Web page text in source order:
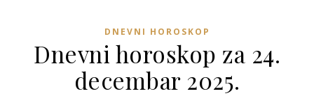
DNEVNI HOROSKOP
Dnevni horoskop za 24.
decembar 2025.